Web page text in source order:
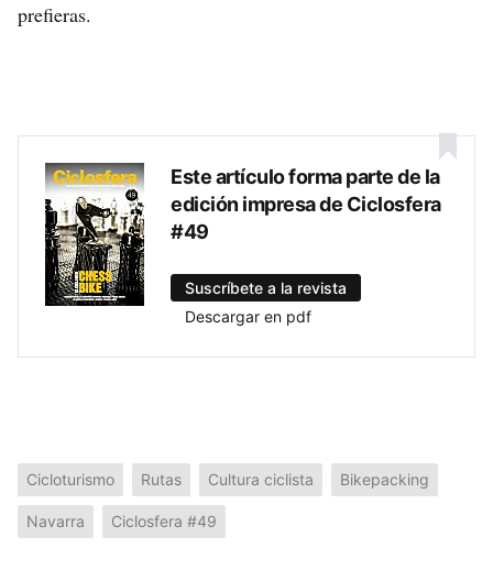
prefieras.
Este artículo forma parte de la
edición impresa de Ciclosfera
#49
Suscríbete a la revista
Descargar en pdf
Cicloturismo Rutas Cultura ciclista Bikepacking
Navarra Ciclosfera #49